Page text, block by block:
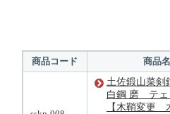
商品コード 商品名
土佐鍛山菜剣
白鋼 磨 テェ
【木鞘変更